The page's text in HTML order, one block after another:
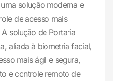
solução moderna e
de acesso mais
solução de Portaria
aliada à biometria facial,
mais ágil e segura,
e controle remoto de